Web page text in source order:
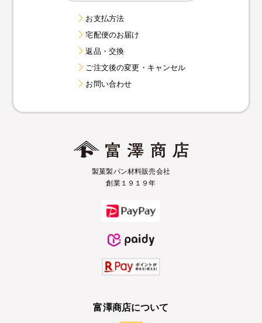
お支払方法
宅配便のお届け
返品・交換
ご注文後の変更・キャンセル
お問い合わせ
製菓製パン材料販売会社
創業１９１９年
富澤商店について